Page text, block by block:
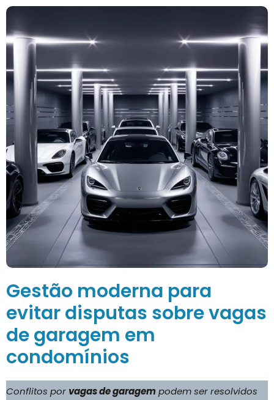
Gestão moderna para
evitar disputas sobre vagas
de garagem em
condomínios
Conflitos por vagas de garagempodem ser resolvidos